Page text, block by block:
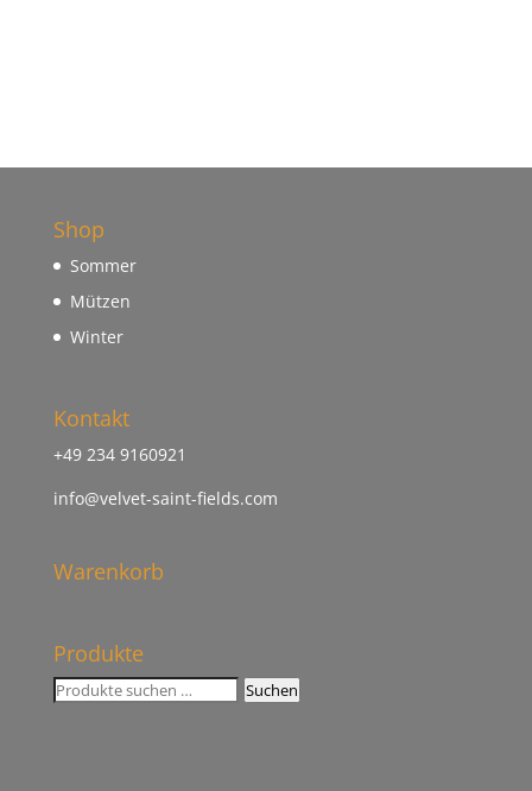
Shop
Sommer
Mützen
Winter
Kontakt
+49 234 9160921
info@velvet-saint-fields.com
Warenkorb
Produkte
Suchen
Suchen